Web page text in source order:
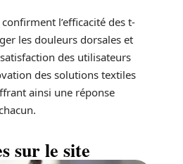
l’efficacité des t-
les douleurs dorsales et
des utilisateurs
des solutions textiles
ainsi une réponse
sur le site